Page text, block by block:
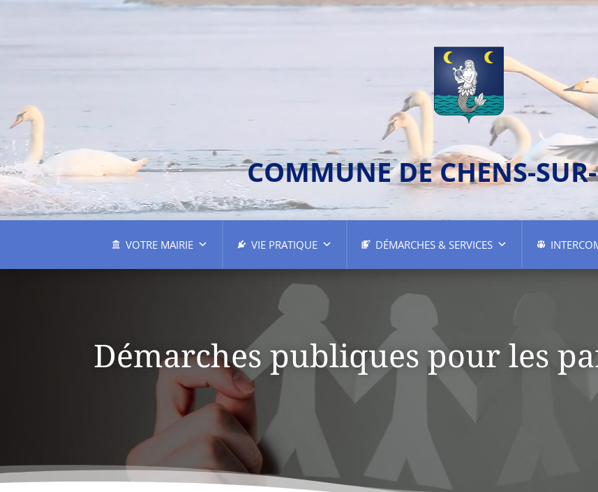
COMMUNE DE CHENS-
VOTRE MAIRIE VIE PRATIQUE DÉMARCHES & SERVICES
Démarches publiques pour les